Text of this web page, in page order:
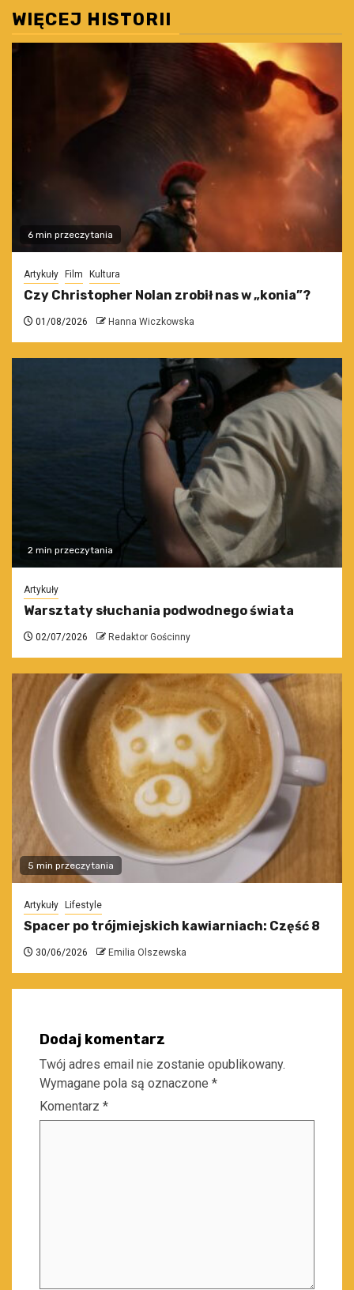
WIĘCEJ HISTORII
6 min przeczytania
Artykuły Film Kultura
Czy Christopher Nolan zrobił nas w „konia”?
01/08/2026 Hanna Wiczkowska
2 min przeczytania
Artykuły
Warsztaty słuchania podwodnego świata
02/07/2026 Redaktor Gościnny
5 min przeczytania
Artykuły Lifestyle
Spacer po trójmiejskich kawiarniach: Część 8
30/06/2026 Emilia Olszewska
Dodaj komentarz
Twój adres email nie zostanie opublikowany.
Wymagane pola są oznaczone *
Komentarz *